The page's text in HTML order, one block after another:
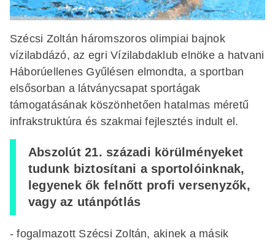
Szécsi Zoltán háromszoros olimpiai bajnok
vízilabdázó, az egri Vízilabdaklub elnöke a hatvani
Háborúellenes Gyűlésen elmondta, a sportban
elsősorban a látványcsapat sportágak
támogatásának köszönhetően hatalmas méretű
infrakstruktúra és szakmai fejlesztés indult el.
Abszolút 21. századi körülményeket
tudunk biztosítani a sportolóinknak,
legyenek ők felnőtt profi versenyzők,
vagy az utánpótlás
- fogalmazott Szécsi Zoltán, akinek a másik